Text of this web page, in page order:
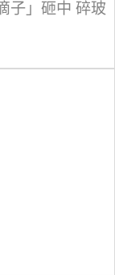
子」砸中 碎玻